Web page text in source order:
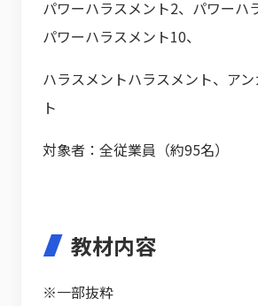
パワーハラスメント2、パワーハ
パワーハラスメント10、
ハラスメントハラスメント、ア
ト
対象者：全従業員（約95名）
教材内容
※一部抜粋